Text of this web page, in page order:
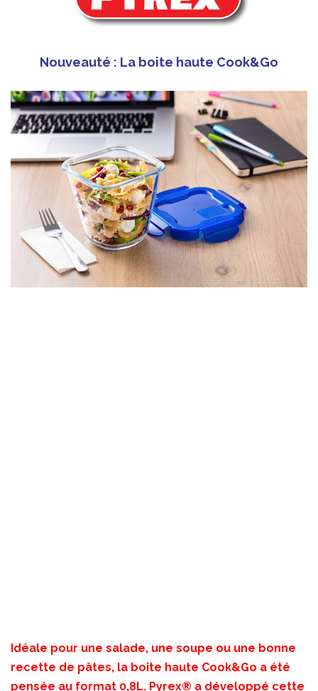
Nouveauté : La boite haute Cook&Go
Idéale pour une salade, une soupe ou une bonne
recette de pâtes, la boite haute Cook&Go a été
pensée au format 0,8L. Pyrex® a développé cette